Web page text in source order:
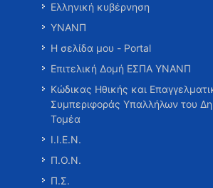
Ελληνική κυβέρνηση
ΥΝΑΝΠ
Η σελίδα μου - Portal
Επιτελική Δομή ΕΣΠΑ ΥΝΑΝΠ
Κώδικας Ηθικής και
Συμπεριφοράς Υπαλλήλων του
Τομέα
Ι.Ι.Ε.Ν.
Π.Ο.Ν.
Π.Σ.